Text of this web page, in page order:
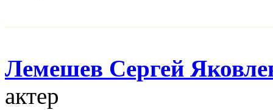
Лемешев Сергей
актер